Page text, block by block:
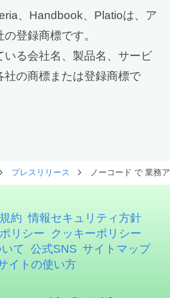
、Handbook、Platioは、ア
登録商標です。
いる会社名、製品名、サービ
社の商標または登録商標で
プレスリリース ノーコード で 業務
約 情報セキュリティ方針
リシー
クッキーポリシー
て 公式SNS サイトマップ
イトの使い方